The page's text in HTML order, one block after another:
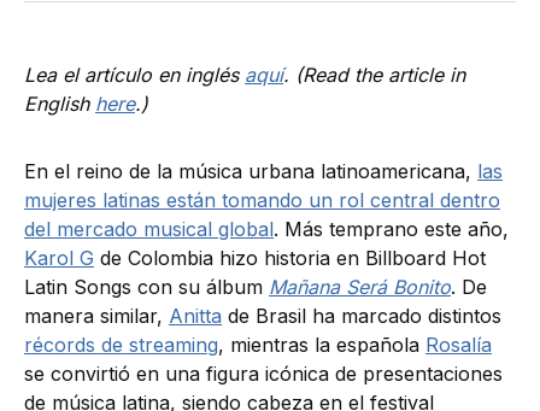
Lea el artículo en inglés aquí. (Read the article in
English here.)
En el reino de la música urbana latinoamericana, las
mujeres latinas están tomando un rol central dentro
del mercado musical global. Más temprano este año,
Karol G de Colombia hizo historia en Billboard Hot
Latin Songs con su álbum Mañana Será Bonito. De
manera similar, Anitta de Brasil ha marcado distintos
récords de streaming, mientras la española Rosalía
se convirtió en una figura icónica de presentaciones
de música latina, siendo cabeza en el festival